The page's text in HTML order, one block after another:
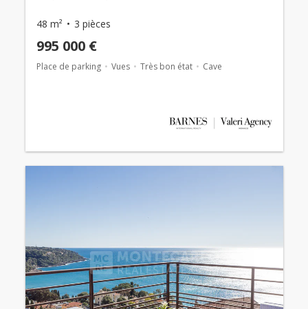
48 m² 3 pièces
995 000 €
Place de parking Vues Très bon état Cave